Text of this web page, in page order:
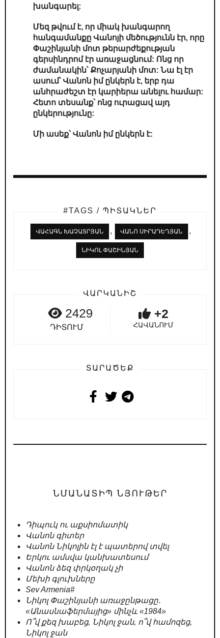
խանգարել:
Մեզ թվում է, որ միակ խանգարող
հանգամանքը Վանոյի մեծությունն էր, որը
Փաշինյանի մոտ թերարժեքության
գերսինդրոմ էր առաջացնում: Ոնց որ
ժամանակին՝ Քոչարյանի մոտ: Նա էլ էր
ասում՝ Վանոն իմ ընկերն է, երբ դա
անհրաժեշտ էր կարիերա անելու համար:
Հետո տեսանք՝ ոնց ուրացավ այդ
ընկերությունը:
Մի ասեք՝ Վանոն իմ ընկերն է:
#TAGS / ՊԻՏԱԿՆԵՐ
ՎԱՀԱԳՆ ԽԱՉԱՏՐՅԱՆ , ՎԱՆՈ ՍԻՐԱԴԵՂՅԱՆ ,
ՆԻԿՈԼ ՓԱՇԻՆՅԱՆ
ՎԱՐԿԱՆԻՇ
2429
ԴԻՏՈՒՄ
+2
ՀԱՎԱՆՈՒՄ
ՏԱՐԱԾԵՔ
ՆՄԱՆԱՏԻՊ ՆՅՈՒԹԵՐ
Դիպուկ ու աքսիոմատիկ
Վանոն գիտեր
Վանոն Նիկոլին էլ է պատերով տվել
Երկու ամսվա կանխատեսում
Վանոն ձեզ փրկօղակ չի
Մեխի գլուխները
Sev Armenia#
Նիկոլ Փաշինյանի առաջընթացը․
«Անասնաֆերմայից» մինչև «1984»
Ո՞վ քեզ խաբեց, Նիկոլ ջան, ո՞վ համոզեց,
Նիկոլ ջան